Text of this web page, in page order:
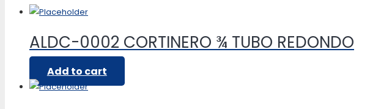
ALDC-0002 CORTINERO ¾ TUBO REDONDO
Add to cart